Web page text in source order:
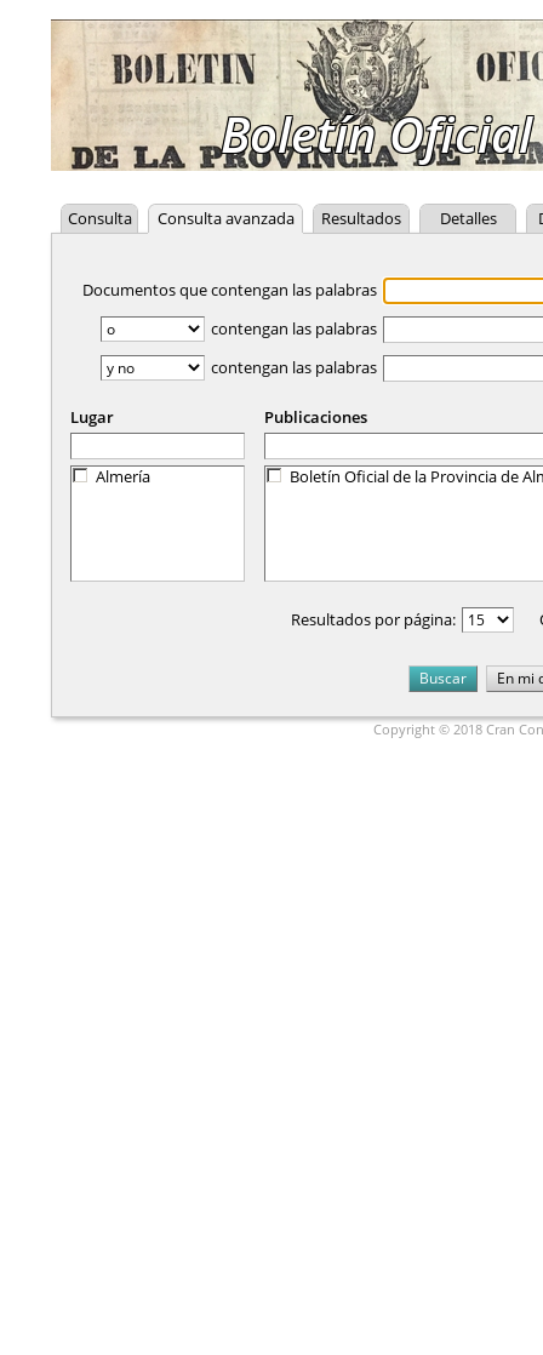
Boletín
Consulta Consulta avanzada Resultados Detalles
Documentos que contengan las palabras
contengan las palabras
contengan las palabras
Lugar
Almería
Publicaciones
Boletín Oficial de la Provincia de
Resultados por página:
Copyright © 2018 Cran